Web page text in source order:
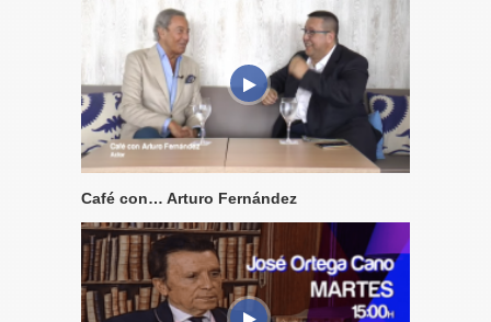
Café con… Arturo Fernández